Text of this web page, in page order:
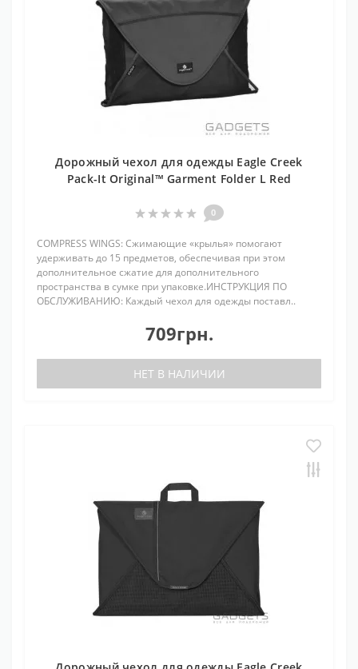
Дорожный чехол для одежды Eagle Creek
Pack-It Original™ Garment Folder L Red
0
COMPRESS WINGS: Сжимающие «крылья» помогают
удерживать до 15 предметов, обеспечивая при этом
дополнительное сжатие для дополнительного
пространства в сумке при упаковке.ИНСТРУКЦИЯ ПО
ОБСЛУЖИВАНИЮ: Каждый чехол для одежды поставл..
709грн.
НЕТ В НАЛИЧИИ